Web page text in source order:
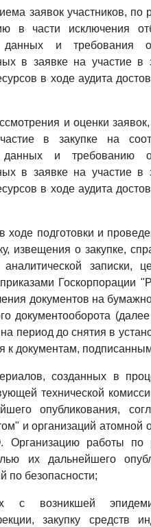
заявок участников, по
в части исключения
данных и требования
в заявке на участие в
в ходе аудита
и оценки
в закупке на
данных и требованию
в заявке на участие в
в ходе аудита
подготовки и
извещения о закупке,
аналитической записки,
Госкорпорации
документов на
документооборота
период до снятия в
к документам,
созданных в
технической
опубликования,
и организаций атомной
Организацию работы
их дальнейшего
по безопасности;
с возникшей
закупку средств